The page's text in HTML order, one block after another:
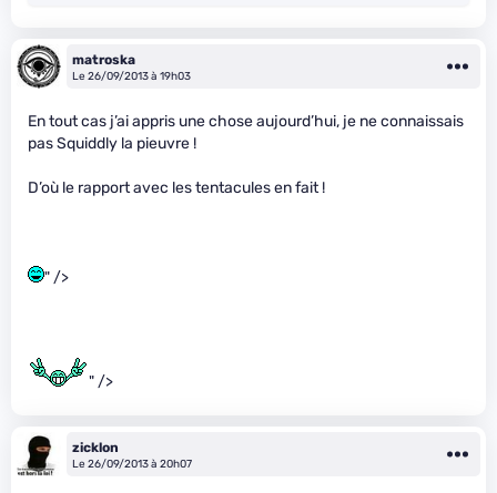
matroska
Le 26/09/2013 à 19h03
En tout cas j’ai appris une chose aujourd’hui, je ne connaissais
pas Squiddly la pieuvre !
D’où le rapport avec les tentacules en fait !
" />
" />
zicklon
Le 26/09/2013 à 20h07